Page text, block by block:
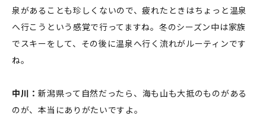
泉があることも珍しくないので、疲れたときはちょっと温泉
へ行こうという感覚で行ってますね。冬のシーズン中は家族
でスキーをして、その後に温泉へ行く流れがルーティンです
ね。
中川：新潟県って自然だったら、海も山も大抵のものがある
のが、本当にありがたいですよ。